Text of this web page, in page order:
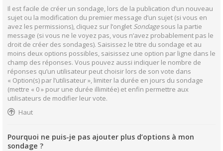
Il est facile de créer un sondage, lors de la publication d’un nouveau
sujet ou la modification du premier message d’un sujet (si vous en
avez les permissions), cliquez sur l’onglet Sondagesous la partie
message (si vous ne le voyez pas, vous n’avez probablement pas le
droit de créer des sondages). Saisissez le titre du sondage et au
moins deux options possibles, saisissez une option par ligne dans le
champ des réponses. Vous pouvez aussi indiquer le nombre de
réponses qu’un utilisateur peut choisir lors de son vote dans
« Option(s) par l’utilisateur », limiter la durée en jours du sondage
(mettre « 0 » pour une durée illimitée) et enfin permettre aux
utilisateurs de modifier leur vote.
Haut
Pourquoi ne puis-je pas ajouter plus d’options à mon
sondage ?